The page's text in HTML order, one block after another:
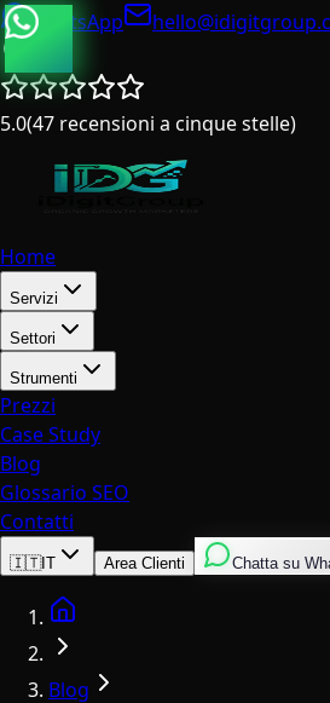
WhatsApp
5.0(47 recensioni a cinque stelle)
Home
Servizi
Settori
Strumenti
Prezzi
Case Study
Blog
Glossario SEO
Contatti
IngleseItalianoSpagnolo
🇮🇹IT Area Clienti Chatta su
Blog